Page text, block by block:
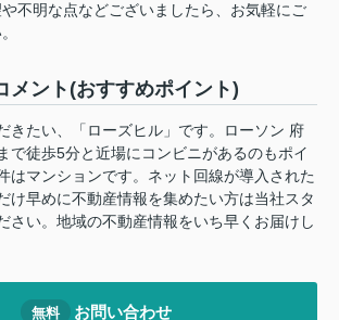
不明な点などございましたら、お気軽にご
メント(おすすめポイント)
きたい、「ローズヒル」です。ローソン 府
で徒歩5分と近場にコンビニがあるのもポイ
はマンションです。ネット回線が導入された
け早めに不動産情報を集めたい方は当社スタ
さい。地域の不動産情報をいち早くお届けし
無料 お問い合わせ